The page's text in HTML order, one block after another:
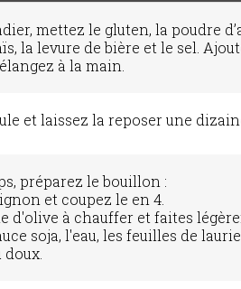
mettez le gluten, la poudre
la levure de bière et le sel.
à la main.
et laissez la reposer une
préparez le bouillon :
et coupez le en 4.
d'olive à chauffer et faites
soja, l'eau, les feuilles de